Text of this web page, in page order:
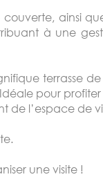
ainsi
à une
terrasse de
pour
de l’espace de
une visite !